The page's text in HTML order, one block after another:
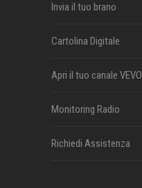
Invia il tuo brano
Cartolina Digitale
Apri il tuo canale VEVO
Monitoring Radio
Richiedi Assistenza